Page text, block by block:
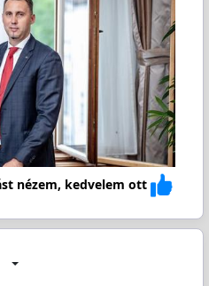
nézem, kedvelem ott